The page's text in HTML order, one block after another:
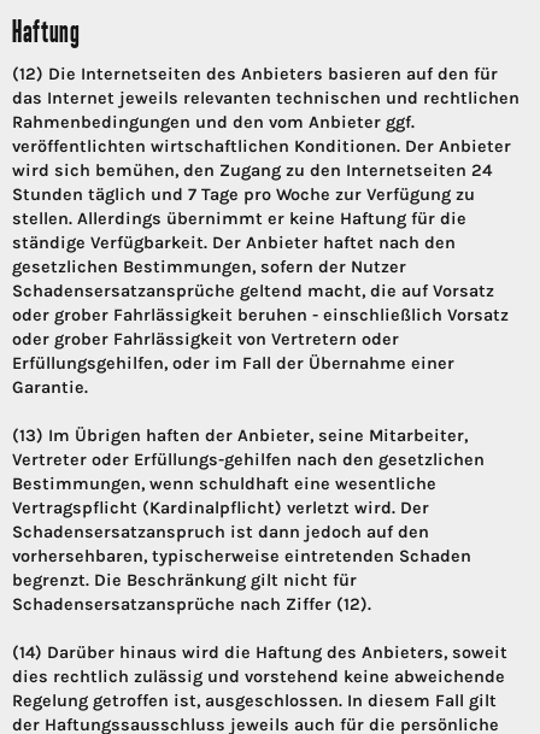
Haftung
(12) Die Internetseiten des Anbieters basieren auf den für
das Internet jeweils relevanten technischen und rechtlichen
Rahmenbedingungen und den vom Anbieter ggf.
veröffentlichten wirtschaftlichen Konditionen. Der Anbieter
wird sich bemühen, den Zugang zu den Internetseiten 24
Stunden täglich und 7 Tage pro Woche zur Verfügung zu
stellen. Allerdings übernimmt er keine Haftung für die
ständige Verfügbarkeit. Der Anbieter haftet nach den
gesetzlichen Bestimmungen, sofern der Nutzer
Schadensersatzansprüche geltend macht, die auf Vorsatz
oder grober Fahrlässigkeit beruhen - einschließlich Vorsatz
oder grober Fahrlässigkeit von Vertretern oder
Erfüllungsgehilfen, oder im Fall der Übernahme einer
Garantie.
(13) Im Übrigen haften der Anbieter, seine Mitarbeiter,
Vertreter oder Erfüllungs-gehilfen nach den gesetzlichen
Bestimmungen, wenn schuldhaft eine wesentliche
Vertragspflicht (Kardinalpflicht) verletzt wird. Der
Schadensersatzanspruch ist dann jedoch auf den
vorhersehbaren, typischerweise eintretenden Schaden
begrenzt. Die Beschränkung gilt nicht für
Schadensersatzansprüche nach Ziffer (12).
(14) Darüber hinaus wird die Haftung des Anbieters, soweit
dies rechtlich zulässig und vorstehend keine abweichende
Regelung getroffen ist, ausgeschlossen. In diesem Fall gilt
der Haftungssausschluss jeweils auch für die persönliche